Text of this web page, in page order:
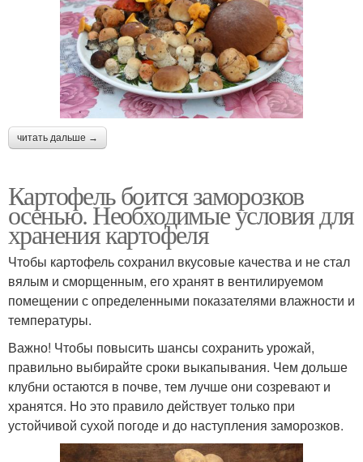
читать дальше →
Картофель боится заморозков
осенью. Необходимые условия для
хранения картофеля
Чтобы картофель сохранил вкусовые качества и не стал
вялым и сморщенным, его хранят в вентилируемом
помещении с определенными показателями влажности и
температуры.
Важно! Чтобы повысить шансы сохранить урожай,
правильно выбирайте сроки выкапывания. Чем дольше
клубни остаются в почве, тем лучше они созревают и
хранятся. Но это правило действует только при
устойчивой сухой погоде и до наступления заморозков.